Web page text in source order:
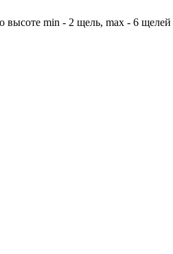
min - 2 щель, max - 6